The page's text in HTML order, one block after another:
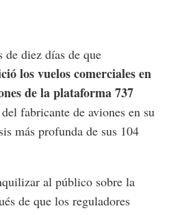
de diez días de que
los vuelos comerciales en
de la plataforma 737
fabricante de aviones en su
más profunda de sus 104
al público sobre la
de que los reguladores